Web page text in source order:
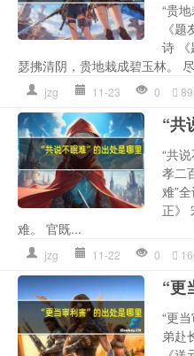
“贵
《
诗 《
瑟拂清阴，贵地栽成碧玉林。
jzg 11-23 0
“共
“共
孝二
难”
正》
难。 官既...
jzg 11-22 0
“更
“更
弟赴